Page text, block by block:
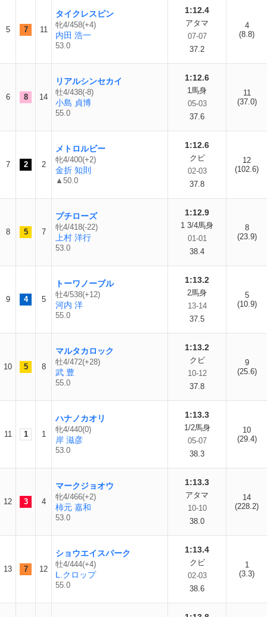
5 7 11
タイクレスピン
牝4/458(+4)
内田 浩一
53.0
1:12.4
アタマ
07-07
37.2
4
(8.8)
6 8 14
リアルシンセカイ
牡4/438(-8)
小島 貞博
55.0
1:12.6
1馬身
05-03
37.6
11
(37.0)
7 2 2
メトロルビー
牝4/400(+2)
金折 知則
▲50.0
1:12.6
クビ
02-03
37.8
12
(102.6)
8 5 7
プチローズ
牝4/418(-22)
上村 洋行
53.0
1:12.9
1 3/4馬身
01-01
38.4
8
(23.9)
9 4 5
トーワノーブル
牡4/538(+12)
河内 洋
55.0
1:13.2
2馬身
13-14
37.5
5
(10.9)
10 5 8
マルタカロック
牡4/472(+28)
武 豊
55.0
1:13.2
クビ
10-12
37.8
9
(25.6)
11 1 1
ハナノカオリ
牝4/440(0)
岸 滋彦
53.0
1:13.3
1/2馬身
05-07
38.3
10
(29.4)
12 3 4
マークジョオウ
牝4/466(+2)
柿元 嘉和
53.0
1:13.3
アタマ
10-10
38.0
14
(228.2)
13 7 12
ショウエイスパーク
牡4/444(+4)
L.クロップ
55.0
1:13.4
クビ
02-03
38.6
1
(3.3)